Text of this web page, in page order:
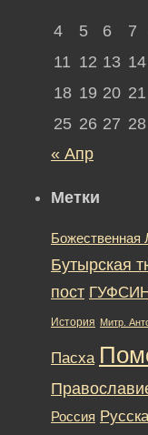
4
5 6 7
11 12 13 14
18 19 20 21
25 26 27 28
« Апр
Метки
Божественная
Бутырская
пост
История Митр.
Пасха
Россия